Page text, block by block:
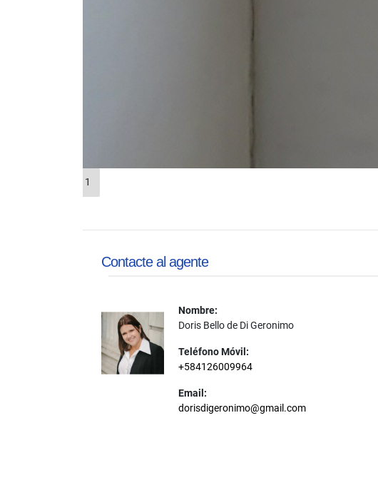
1
Contacte al agente
Nombre:
Doris Bello de Di Geronimo
Teléfono Móvil:
+584126009964
Email:
dorisdigeronimo@gmail.com